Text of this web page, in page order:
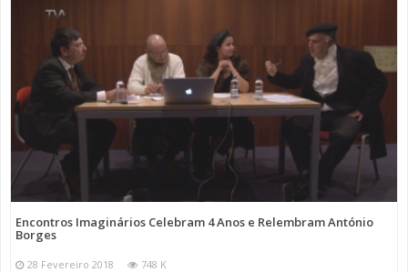
Encontros Imaginários Celebram 4 Anos e Relembram António
Borges
28 Fevereiro 2018 748 K